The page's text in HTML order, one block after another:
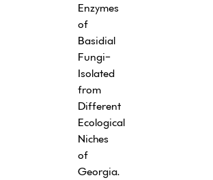
Enzymes
of
Basidial
Fungi-
Isolated
from
Different
Ecological
Niches
of
Georgia.